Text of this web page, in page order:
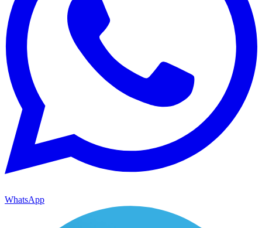
WhatsApp